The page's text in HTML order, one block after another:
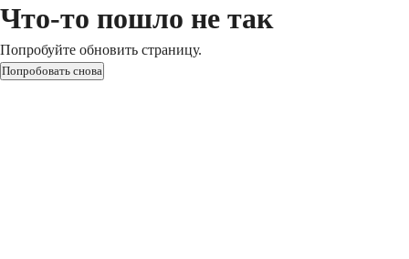
Что-то пошло не так
Попробуйте обновить страницу.
Попробовать снова